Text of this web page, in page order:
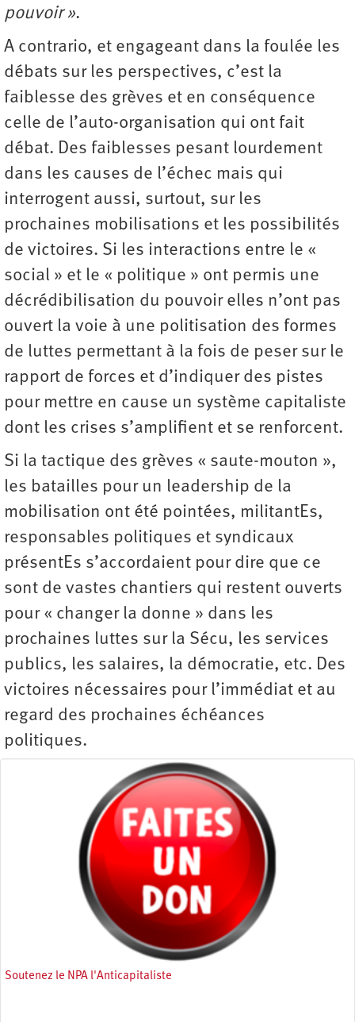
pouvoir ».
A contrario, et engageant dans la foulée les
débats sur les perspectives, c’est la
faiblesse des grèves et en conséquence
celle de l’auto-organisation qui ont fait
débat. Des faiblesses pesant lourdement
dans les causes de l’échec mais qui
interrogent aussi, surtout, sur les
prochaines mobilisations et les possibilités
de victoires. Si les interactions entre le «
social » et le « politique » ont permis une
décrédibilisation du pouvoir elles n’ont pas
ouvert la voie à une politisation des formes
de luttes permettant à la fois de peser sur le
rapport de forces et d’indiquer des pistes
pour mettre en cause un système capitaliste
dont les crises s’amplifient et se renforcent.
Si la tactique des grèves « saute-mouton »,
les batailles pour un leadership de la
mobilisation ont été pointées, militantEs,
responsables politiques et syndicaux
présentEs s’accordaient pour dire que ce
sont de vastes chantiers qui restent ouverts
pour « changer la donne » dans les
prochaines luttes sur la Sécu, les services
publics, les salaires, la démocratie, etc. Des
victoires nécessaires pour l’immédiat et au
regard des prochaines échéances
politiques.
Soutenez le NPA l'Anticapitaliste